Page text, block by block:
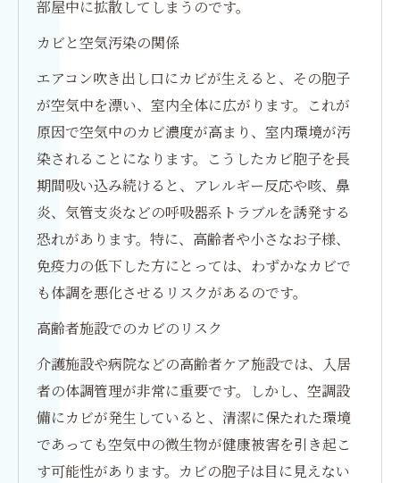
部屋中に拡散してしまうのです。
カビと空気汚染の関係
エアコン吹き出し口にカビが生えると、その胞子
が空気中を漂い、室内全体に広がります。これが
原因で空気中のカビ濃度が高まり、室内環境が汚
染されることになります。こうしたカビ胞子を長
期間吸い込み続けると、アレルギー反応や咳、鼻
炎、気管支炎などの呼吸器系トラブルを誘発する
恐れがあります。特に、高齢者や小さなお子様、
免疫力の低下した方にとっては、わずかなカビで
も体調を悪化させるリスクがあるのです。
高齢者施設でのカビのリスク
介護施設や病院などの高齢者ケア施設では、入居
者の体調管理が非常に重要です。しかし、空調設
備にカビが発生していると、清潔に保たれた環境
であっても空気中の微生物が健康被害を引き起こ
す可能性があります。カビの胞子は目に見えない